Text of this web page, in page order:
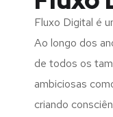
Fluxo Digital é
Ao longo dos
de todos os
ambiciosas
criando